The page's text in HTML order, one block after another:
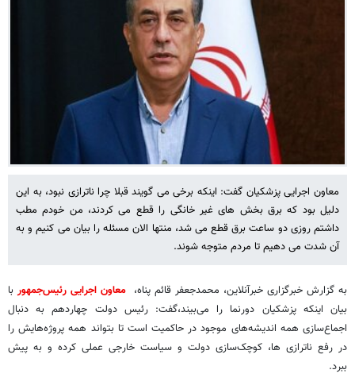
معاون اجرایی پزشکیان گفت: اینکه برخی می گویند قبلا چرا ناترازی نبود، به این
دلیل بود که برق بخش های غیر خانگی را قطع می کردند، من خودم مطب
داشتم روزی دو ساعت برق قطع می شد، منتها الان مسئله را بیان می کنیم و به
آن شدت می دهیم تا مردم متوجه شوند.
به گزارش خبرگزاری خبرآنلاین، محمدجعفر قائم پناه، معاون اجرایی رئیس‌جمهور با
بیان اینکه پزشکیان دورنما را می‌بیند،گفت: رئیس دولت چهاردهم به دنبال
اجماع‌سازی همه اندیشه‌های موجود در حاکمیت است تا بتواند همه پروژه‌هایش را
در رفع ناترازی ها، کوچک‌سازی دولت و سیاست خارجی عملی کرده و به پیش
ببرد.